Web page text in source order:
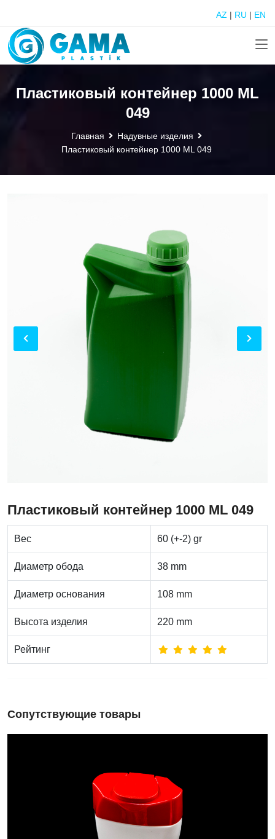
AZ | RU | EN
Пластиковый контейнер 1000 ML
049
Главная
Надувные изделия
Пластиковый контейнер 1000 ML 049
Пластиковый контейнер 1000 ML 049
Вес 60 (+-2) gr
Диаметр обода 38 mm
Диаметр основания 108 mm
Высота изделия 220 mm
Рейтинг
Сопутствующие товары